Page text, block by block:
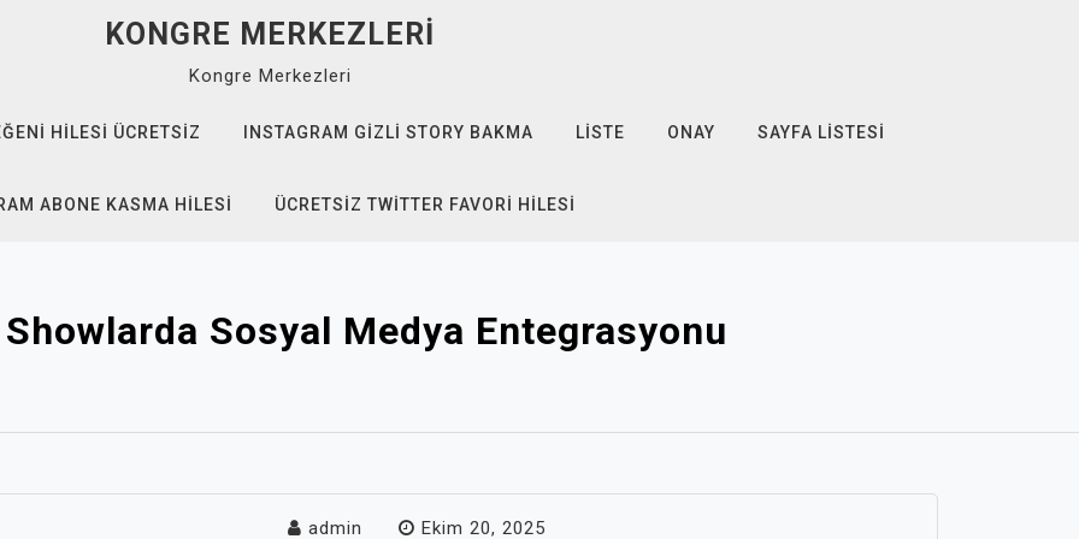
KONGRE MERKEZLERI
Kongre Merkezleri
HILESI ÜCRETSIZ INSTAGRAM GIZLI STORY BAKMA LISTE ONAY SAYFA LISTESI
ABONE KASMA HILESI ÜCRETSIZ TWITTER FAVORI HILESI
Sosyal Medya Entegrasyonu
admin Ekim 20, 2025